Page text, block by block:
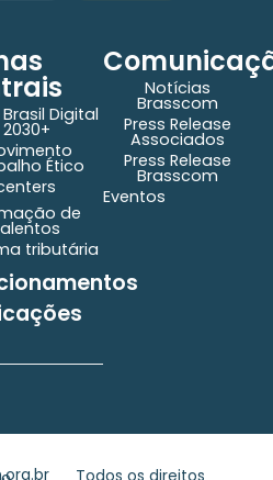
Digital
2030+
Ético
de
tributária
Notícias
Brasscom
Press Release
Associados
Press Release
Brasscom
Eventos